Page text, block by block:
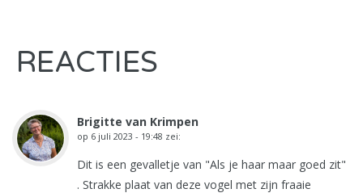
REACTIES
Brigitte van Krimpen
op 6 juli 2023 - 19:48 zei:
Dit is een gevalletje van "Als je haar maar goed zit"
. Strakke plaat van deze vogel met zijn fraaie